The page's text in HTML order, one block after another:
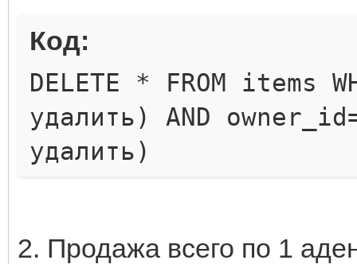
Код:
DELETE * FROM items
удалить) AND
удалить)
2. Продажа всего по 1